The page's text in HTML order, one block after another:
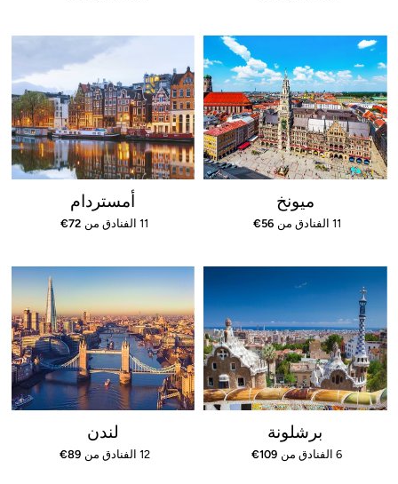
ميونخ
11 الفنادق من €56
أمستردام
11 الفنادق من €72
برشلونة
6 الفنادق من €109
لندن
12 الفنادق من €89